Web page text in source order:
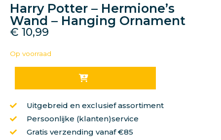
Harry Potter – Hermione’s
Wand – Hanging Ornament
€ 10,99
Op voorraad
Uitgebreid en exclusief assortiment
Persoonlijke (klanten)service
Gratis verzending vanaf €85